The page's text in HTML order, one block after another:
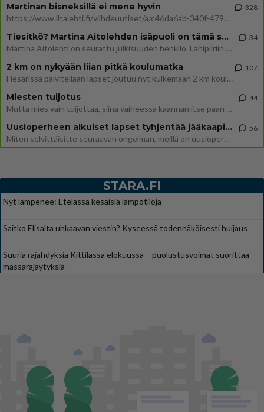
Martinan bisneksillä ei mene hyvin
https://www.iltalehti.fi/viihdeuutiset/a/c46da6ab-340f-4790-aaa7-0865eed2336 Yrityksen konkurssihakemus on tullut kärä
328
Tiesitkö? Martina Aitolehden isäpuoli on tämä suosittu laulaja
Martina Aitolehti on seurattu julkisuuden henkilö. Lähipiiriin mahtuu muitakin tunnettuja henkilöitä. Tiesitkö, että Ma
34
2 km on nykyään liian pitkä koulumatka
Hesarissa päivitellään lapset joutuu nyt kulkemaan 2 km kouluun jösses. Ruostefillarilla tuo matka menee vaikka miten äk
107
Miesten tuijotus
Mutta mies vain tuijottaa, siinä vaiheessa käännän itse pään pois. Mikä juttu? Yleensä jos joku tuijottaa tai katsoo, hä
44
Uusioperheen aikuiset lapset tyhjentää jääkaapin käydessään
Miten selvittäisitte seuraavan ongelman, meillä on uusioperhe, minulla teini-ikäiset lapset ja puolisolla aikuiset, jotk
56
STARA.FI
Nyt lämpenee: Etelässä kesäisiä lämpötiloja
Saitko Elisalta uhkaavan viestin? Kyseessä todennäköisesti huijaus
Suuria räjähdyksiä Kittilässä elokuussa – puolustusvoimat suorittaa
massaräjäytyksiä